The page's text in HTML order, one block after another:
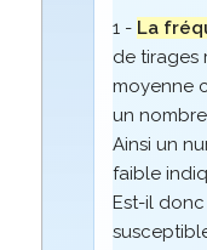
1 - La
de tirages
moyenne
un
Ainsi un
faible
Est-il